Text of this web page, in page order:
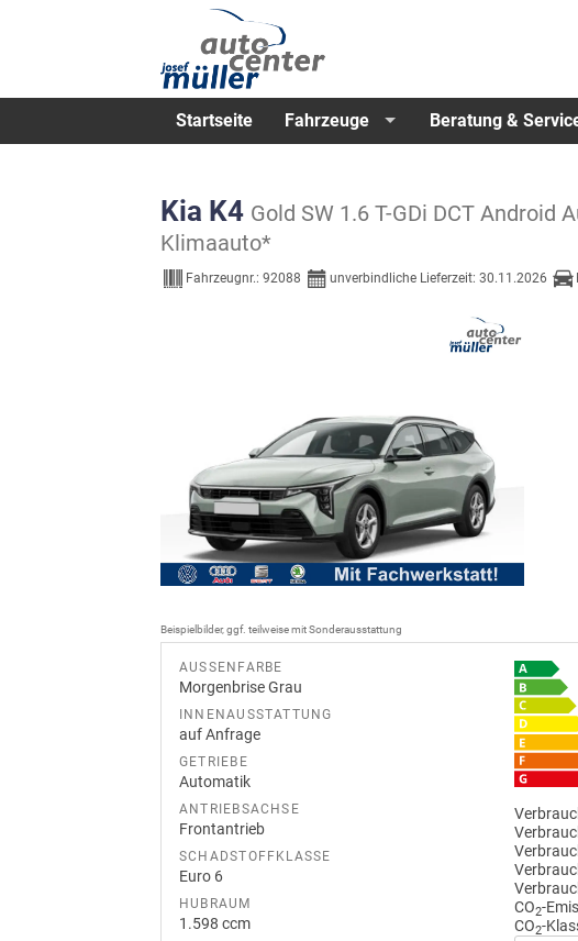
Startseite Fahrzeuge Beratung &
Kia K4 Gold SW 1.6 T-GDi DCT
Klimaauto*
Fahrzeugnr.: 92088 unverbindliche Lieferzeit: 30.11.2026
Beispielbilder, ggf. teilweise mit Sonderausstattung
AUSSENFARBE
Morgenbrise Grau
INNENAUSSTATTUNG
auf Anfrage
GETRIEBE
Automatik
ANTRIEBSACHSE
Frontantrieb
SCHADSTOFFKLASSE
Euro 6
HUBRAUM
1.598 ccm
CO2-
CO2-